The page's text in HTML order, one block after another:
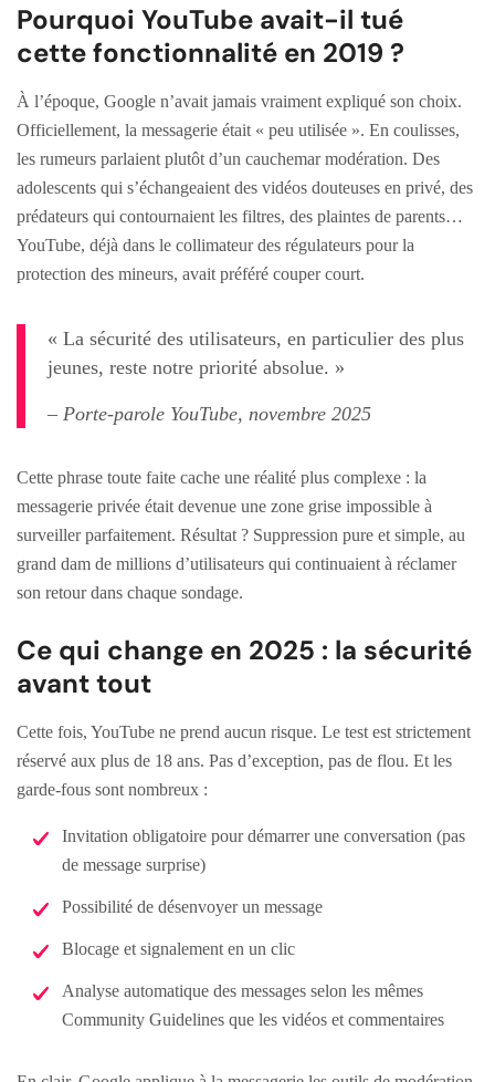
Pourquoi YouTube avait-il tué
cette fonctionnalité en 2019 ?
À l’époque, Google n’avait jamais vraiment expliqué son choix.
Officiellement, la messagerie était « peu utilisée ». En coulisses,
les rumeurs parlaient plutôt d’un cauchemar modération. Des
adolescents qui s’échangeaient des vidéos douteuses en privé, des
prédateurs qui contournaient les filtres, des plaintes de parents…
YouTube, déjà dans le collimateur des régulateurs pour la
protection des mineurs, avait préféré couper court.
« La sécurité des utilisateurs, en particulier des plus
jeunes, reste notre priorité absolue. »
– Porte-parole YouTube, novembre 2025
Cette phrase toute faite cache une réalité plus complexe : la
messagerie privée était devenue une zone grise impossible à
surveiller parfaitement. Résultat ? Suppression pure et simple, au
grand dam de millions d’utilisateurs qui continuaient à réclamer
son retour dans chaque sondage.
Ce qui change en 2025 : la sécurité
avant tout
Cette fois, YouTube ne prend aucun risque. Le test est strictement
réservé aux plus de 18 ans. Pas d’exception, pas de flou. Et les
garde-fous sont nombreux :
Invitation obligatoire pour démarrer une conversation (pas
de message surprise)
Possibilité de désenvoyer un message
Blocage et signalement en un clic
Analyse automatique des messages selon les mêmes
Community Guidelines que les vidéos et commentaires